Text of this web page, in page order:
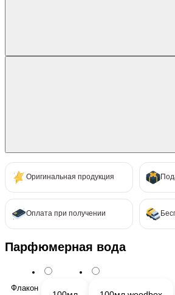
Оригинальная продукция
Оплата при получении
Парфюмерная вода
Флакон